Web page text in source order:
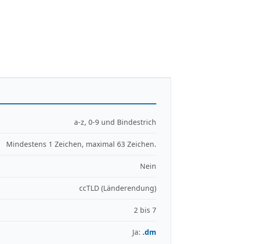
a-z, 0-9 und Bindestrich
Mindestens 1 Zeichen, maximal 63 Zeichen.
Nein
ccTLD (Länderendung)
2 bis 7
Ja: .dm